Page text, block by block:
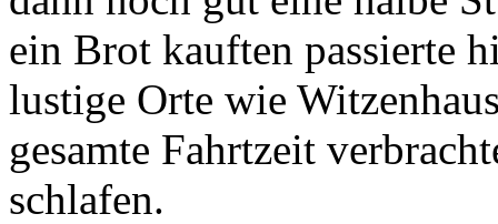
ein Brot kauften passierte
lustige Orte wie
gesamte Fahrtzeit
schlafen.